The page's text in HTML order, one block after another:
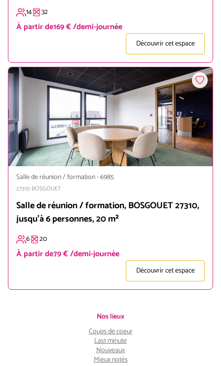
14 32
À partir de169 € /demi-journée
Découvrir cet espace
Salle de réunion / formation-6985
27310 BOSGOUET
Salle de réunion / formation, BOSGOUET 27310,
jusqu'à 6 personnes, 20 m²
6 20
À partir de79 € /demi-journée
Découvrir cet espace
Nos lieux
Coups de coeur
Last minute
Nouveaux
Mieux notés